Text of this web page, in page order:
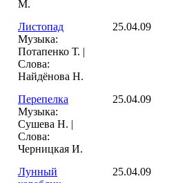
М.
Листопад
Музыка:
Потапенко Т. |
Слова:
Найдёнова Н.
25.04.09
Перепелка
Музыка:
Сушева Н. |
Слова:
Черницкая И.
25.04.09
Лунный
25.04.09